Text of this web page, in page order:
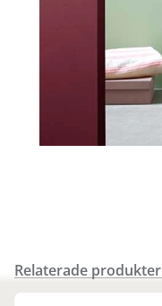
Relaterade produkter